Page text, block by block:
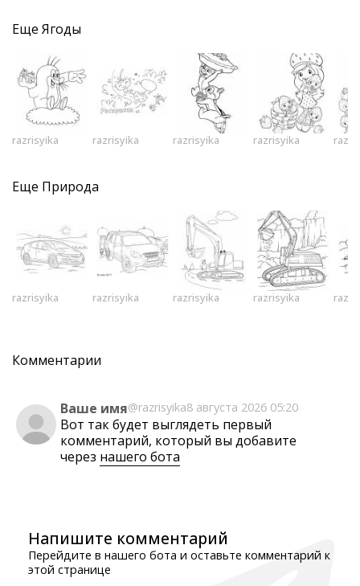
Еще Ягоды
razrisyika razrisyika razrisyika razrisyika
Еще Природа
razrisyika razrisyika razrisyika razrisyika
Комментарии
Ваше имя@razrisyika8 августа 2026 05:20
Вот так будет выглядеть первый
комментарий, который вы добавите
через нашего бота
Напишите комментарий
Перейдите в нашего бота и оставьте комментарий к
этой странице